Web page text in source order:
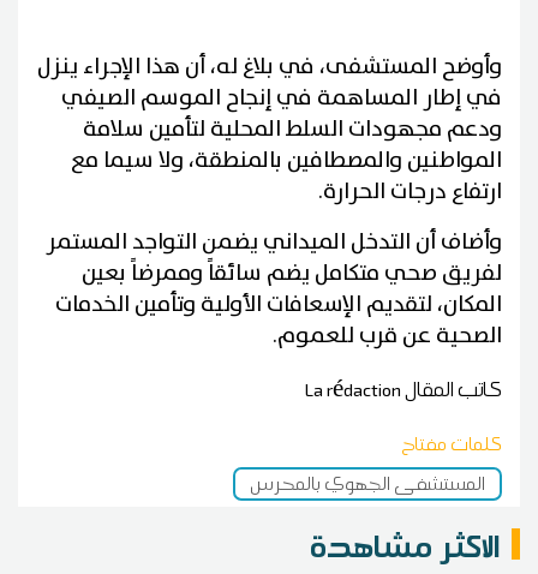
وأوضح المستشفى، في بلاغ له، أن هذا الإجراء ينزل
في إطار المساهمة في إنجاح الموسم الصيفي
ودعم مجهودات السلط المحلية لتأمين سلامة
المواطنين والمصطافين بالمنطقة، ولا سيما مع
ارتفاع درجات الحرارة.
وأضاف أن التدخل الميداني يضمن التواجد المستمر
لفريق صحي متكامل يضم سائقاً وممرضاً بعين
المكان، لتقديم الإسعافات الأولية وتأمين الخدمات
الصحية عن قرب للعموم.
كاتب المقالLa rédaction
كلمات مفتاح
المستشفى الجهوي بالمحرس
الاكثر مشاهدة